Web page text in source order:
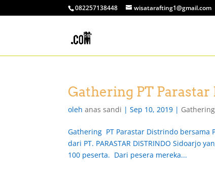
082257138448 wisatarafting1@gmail.com
Gathering PT
olehanas sandi |Sep 10, 2019 |
Gathering PT Parastar Distrindo
dari PT. PARASTAR DISTRINDO Sidoarjo
100 peserta. Dari pesera mereka...